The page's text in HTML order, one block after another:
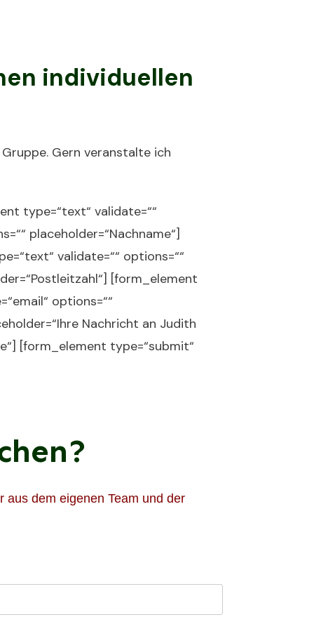
individuellen
Gern veranstalte ich
type=“text“ validate=““
placeholder=“Nachname“]
validate=““ options=““
[form_element
options=““
Nachricht an Judith
[form_element type=“submit“
aus dem eigenen Team und der